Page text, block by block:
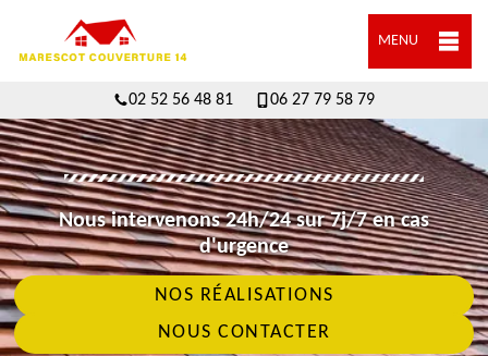
MENU
02 52 56 48 81 06 27 79 58 79
Nous intervenons 24h/24 sur 7j/7 en cas
d'urgence
NOS RÉALISATIONS
NOUS CONTACTER